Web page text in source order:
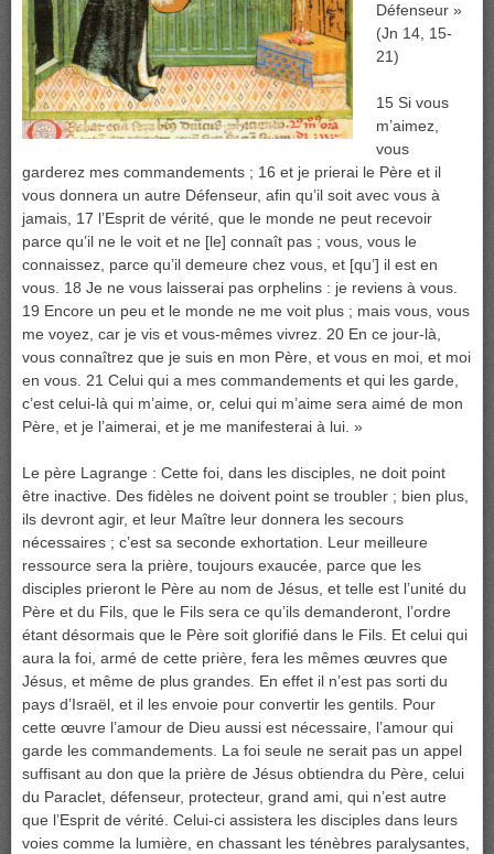
Défenseur »
(Jn 14, 15-
21)
15 Si vous
m’aimez,
vous
garderez mes commandements ; 16 et je prierai le Père et il
vous donnera un autre Défenseur, afin qu’il soit avec vous à
jamais, 17 l’Esprit de vérité, que le monde ne peut recevoir
parce qu’il ne le voit et ne [le] connaît pas ; vous, vous le
connaissez, parce qu’il demeure chez vous, et [qu’] il est en
vous. 18 Je ne vous laisserai pas orphelins : je reviens à vous.
19 Encore un peu et le monde ne me voit plus ; mais vous, vous
me voyez, car je vis et vous-mêmes vivrez. 20 En ce jour-là,
vous connaîtrez que je suis en mon Père, et vous en moi, et moi
en vous. 21 Celui qui a mes commandements et qui les garde,
c’est celui-là qui m’aime, or, celui qui m’aime sera aimé de mon
Père, et je l’aimerai, et je me manifesterai à lui. »
Le père Lagrange : Cette foi, dans les disciples, ne doit point
être inactive. Des fidèles ne doivent point se troubler ; bien plus,
ils devront agir, et leur Maître leur donnera les secours
nécessaires ; c’est sa seconde exhortation. Leur meilleure
ressource sera la prière, toujours exaucée, parce que les
disciples prieront le Père au nom de Jésus, et telle est l’unité du
Père et du Fils, que le Fils sera ce qu’ils demanderont, l’ordre
étant désormais que le Père soit glorifié dans le Fils. Et celui qui
aura la foi, armé de cette prière, fera les mêmes œuvres que
Jésus, et même de plus grandes. En effet il n’est pas sorti du
pays d’Israël, et il les envoie pour convertir les gentils. Pour
cette œuvre l’amour de Dieu aussi est nécessaire, l’amour qui
garde les commandements. La foi seule ne serait pas un appel
suffisant au don que la prière de Jésus obtiendra du Père, celui
du Paraclet, défenseur, protecteur, grand ami, qui n’est autre
que l’Esprit de vérité. Celui-ci assistera les disciples dans leurs
voies comme la lumière, en chassant les ténèbres paralysantes,